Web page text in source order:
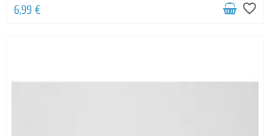
6,99 € favorite_border